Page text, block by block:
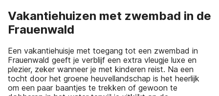
Vakantiehuizen met zwembad in de
Frauenwald
Een vakantiehuisje met toegang tot een zwembad in
Frauenwald geeft je verblijf een extra vleugje luxe en
plezier, zeker wanneer je met kinderen reist. Na een
tocht door het groene heuvellandschap is het heerlijk
om een paar baantjes te trekken of gewoon te